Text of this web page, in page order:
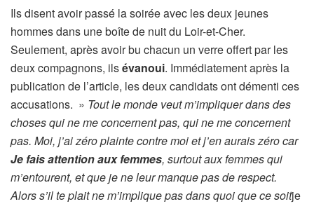
Ils disent avoir passé la soirée avec les deux jeunes
hommes dans une boîte de nuit du Loir-et-Cher.
Seulement, après avoir bu chacun un verre offert par les
deux compagnons, ilsévanoui. Immédiatement après la
publication de l’article, les deux candidats ont démenti ces
accusations. » Tout le monde veut m’impliquer dans des
choses qui ne me concernent pas, qui ne me concernent
pas. Moi, j’ai zéro plainte contre moi et j’en aurais zéro car
Je fais attention aux femmes, surtout aux femmes qui
m’entourent, et que je ne leur manque pas de respect.
Alors s’il te plait ne m’implique pas dans quoi que ce soitje